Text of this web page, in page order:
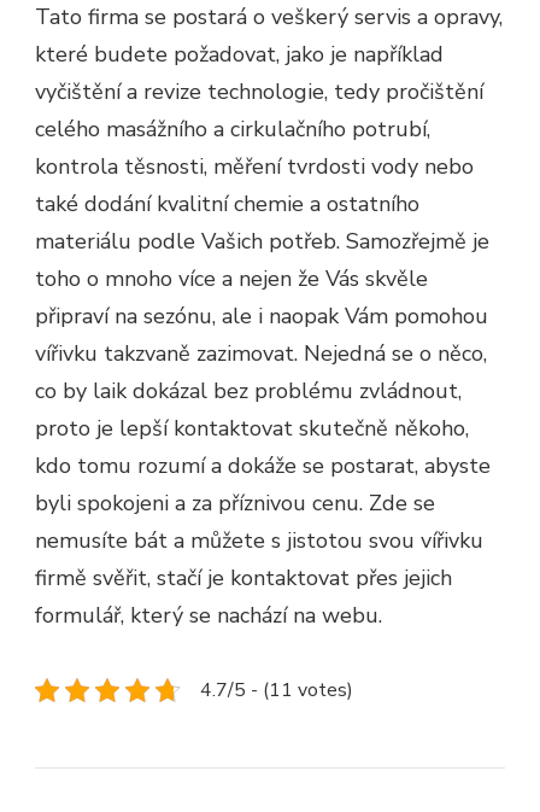
Tato firma se postará o veškerý servis a opravy,
které budete požadovat, jako je například
vyčištění a revize technologie, tedy pročištění
celého masážního a cirkulačního potrubí,
kontrola těsnosti, měření tvrdosti vody nebo
také dodání kvalitní chemie a ostatního
materiálu podle Vašich potřeb. Samozřejmě je
toho o mnoho více a nejen že Vás skvěle
připraví na sezónu, ale i naopak Vám pomohou
vířivku takzvaně zazimovat. Nejedná se o něco,
co by laik dokázal bez problému zvládnout,
proto je lepší kontaktovat skutečně někoho,
kdo tomu rozumí a dokáže se postarat, abyste
byli spokojeni a za příznivou cenu. Zde se
nemusíte bát a můžete s jistotou svou vířivku
firmě svěřit, stačí je kontaktovat přes jejich
formulář, který se nachází na webu.
4.7/5 - (11 votes)